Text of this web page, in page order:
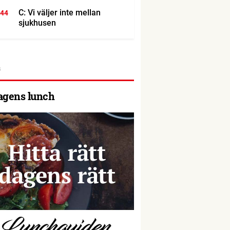
C: Vi väljer inte mellan
sjukhusen
lunch